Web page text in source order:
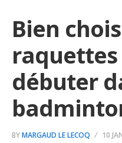
Bien
débuter
BYMARGAUD LE LECOQ 10